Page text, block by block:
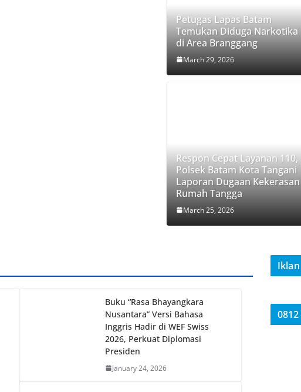
Petugas Lapas Batam
Temukan Diduga Narkotika
di Area Branggang
March 29, 2026
Respon Cepat Layanan 110,
Polsek Batam Kota Tangani
Laporan Dugaan Kekerasan
Rumah Tangga
March 25, 2026
Buku “Rasa Bhayangkara
Nusantara” Versi Bahasa
Inggris Hadir di WEF Swiss
2026, Perkuat Diplomasi
Presiden
January 24, 2026
Iklan